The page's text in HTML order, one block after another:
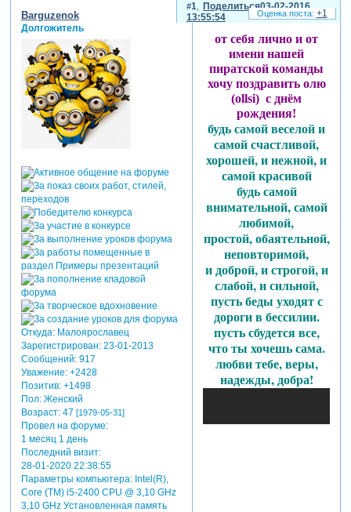
Поделиться
1
03-02-2016
13:55:54
Barguzenok
Долгожитель
Откуда:Малоярославец
Зарегистрирован: 23-01-2013
Сообщений:917
Уважение: +2428
Позитив: +1498
Пол:Женский
Возраст:47 [1979-05-31]
Провел на форуме:
1 месяц 1 день
Последний визит:
28-01-2020 22:38:55
Параметры компьютера:Intel(R),
Core (TM) i5-2400 CPU @ 3,10 GHz
3,10 GHz Установленная память
от себя лично и от
имени нашей
пиратской команды
хочу поздравить олю
(ollsi) с днём
рождения!
будь самой веселой и
самой счастливой,
хорошей, и нежной, и
самой красивой
будь самой
внимательной, самой
любимой,
простой, обаятельной,
неповторимой,
и доброй, и строгой, и
слабой, и сильной,
пусть беды уходят с
дороги в бессилии.
пусть сбудется все,
что ты хочешь сама.
любви тебе, веры,
надежды, добра!
+1